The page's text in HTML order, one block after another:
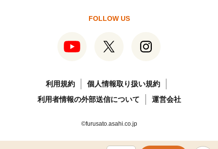
FOLLOW US
利用規約
個人情報取り扱い規約
利用者情報の外部送信について
運営会社
©furusato.asahi.co.jp